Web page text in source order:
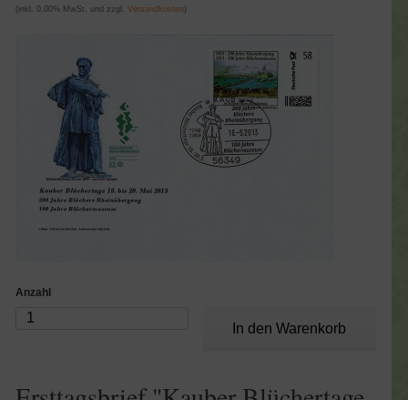
(inkl. 0,00% MwSt. und zzgl.Versandkosten)
Anzahl